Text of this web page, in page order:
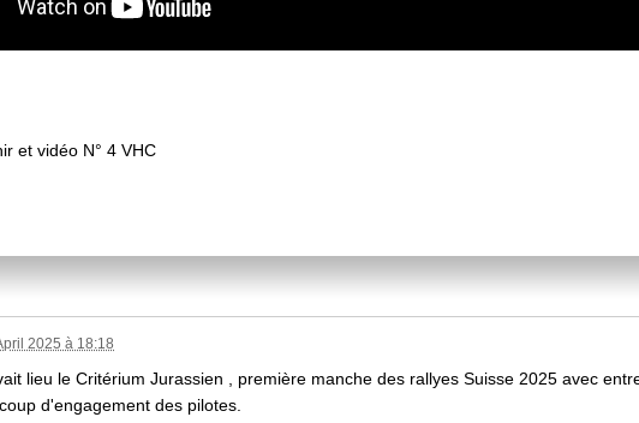
et vidéo N° 4 VHC
2025 à 18:18
lieu le Critérium Jurassien , première manche des rallyes Suisse 2025 avec
d'engagement des pilotes.